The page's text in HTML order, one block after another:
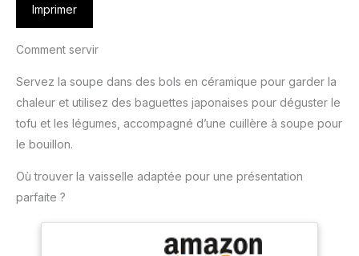
Imprimer
Comment servir
Servez la soupe dans des bols en céramique pour garder la
chaleur et utilisez des baguettes japonaises pour déguster le
tofu et les légumes, accompagné d’une cuillère à soupe pour
le bouillon.
Où trouver la vaisselle adaptée pour une présentation
parfaite ?